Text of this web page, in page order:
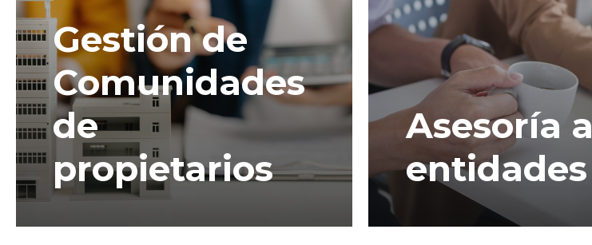
Gestión de
Comunidades
de
propietarios
Asesoría a
entidades